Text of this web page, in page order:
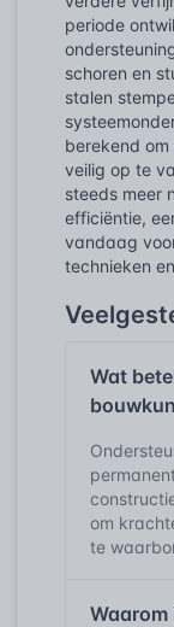
periode
schoren en
stalen
berekend
veilig op te
steeds meer
efficiëntie,
vandaag
technieken
Wat
om
te
Waarom